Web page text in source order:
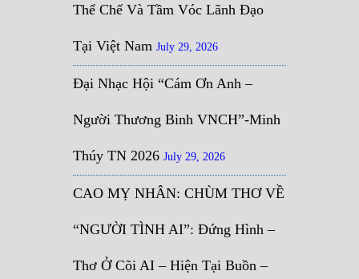
Thể Chế Và Tầm Vóc Lãnh Đạo
Tại Việt Nam July 29, 2026
Đại Nhạc Hội “Cám Ơn Anh –
Người Thương Binh VNCH”-Minh
Thúy TN 2026 July 29, 2026
CAO MỴ NHÂN: CHÙM THƠ VỀ
“NGƯỜI TÌNH AI”: Đứng Hình –
Thơ Ở Cõi AI – Hiện Tại Buồn –